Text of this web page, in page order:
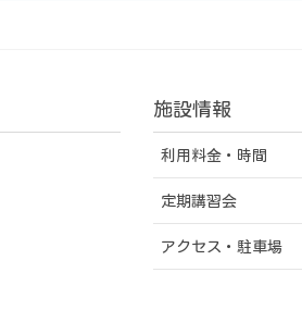
施設情報
利用料金・時間
定期講習会
アクセス・駐車場